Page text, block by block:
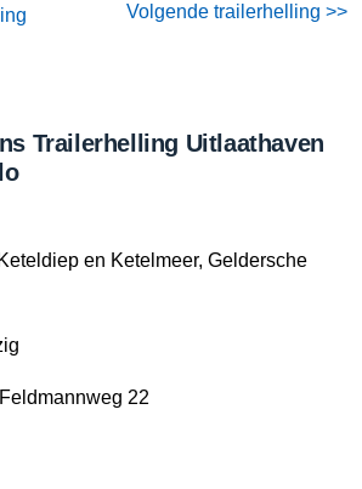
Volgende trailerhelling >>
Trailerhelling Uitlaathaven
en Ketelmeer, Geldersche
22